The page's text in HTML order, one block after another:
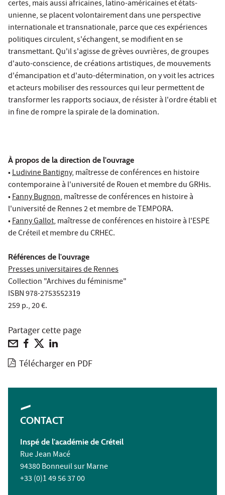
certes, mais aussi africaines, latino-américaines et états-
unienne, se placent volontairement dans une perspective
internationale et transnationale, parce que ces expériences
politiques circulent, s'échangent, se modifient en se
transmettant. Qu'il s'agisse de grèves ouvrières, de groupes
d'auto-conscience, de créations artistiques, de mouvements
d'émancipation et d'auto-détermination, on y voit les actrices
et acteurs mobiliser des ressources qui leur permettent de
transformer les rapports sociaux, de résister à l'ordre établi et
in fine de rompre la spirale de la domination.
À propos de la direction de l'ouvrage
•Ludivine Bantigny, maîtresse de conférences en histoire
contemporaine à l'université de Rouen et membre du GRHis.
•Fanny Bugnon, maîtresse de conférences en histoire à
l'université de Rennes 2 et membre de TEMPORA.
•Fanny Gallot, maîtresse de conférences en histoire à l'ESPE
de Créteil et membre du CRHEC.
Références de l'ouvrage
Presses universitaires de Rennes
Collection "Archives du féminisme"
ISBN 978-2753552319
259 p., 20 €.
Partager cette page
Télécharger en PDF
CONTACT
Inspé de l'académie de Créteil
Rue Jean Macé
94380 Bonneuil sur Marne
+33 (0)1 49 56 37 00